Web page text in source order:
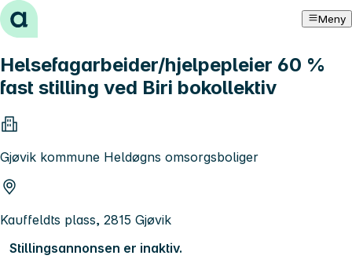
Hopp til innhold Meny
Helsefagarbeider/hjelpepleier 60 %
fast stilling ved Biri bokollektiv
Gjøvik kommune Heldøgns omsorgsboliger
Kauffeldts plass, 2815 Gjøvik
Stillingsannonsen er inaktiv.